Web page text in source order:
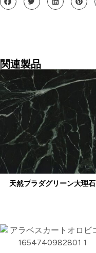
関連製品
天然プラダグリーン大理石